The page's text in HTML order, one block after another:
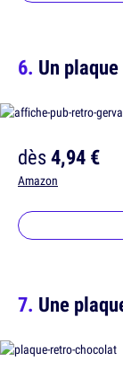
Un
dès4,94 €
Amazon
Une